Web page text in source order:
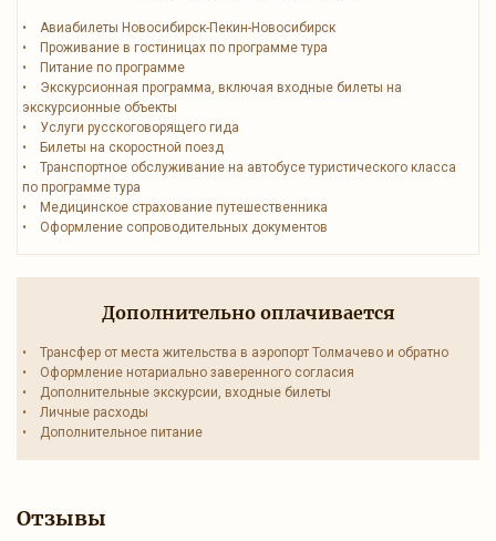
• Авиабилеты Новосибирск-Пекин-Новосибирск
• Проживание в гостиницах по программе тура
• Питание по программе
• Экскурсионная программа, включая входные билеты на
экскурсионные объекты
• Услуги русскоговорящего гида
• Билеты на скоростной поезд
• Транспортное обслуживание на автобусе туристического класса
по программе тура
• Медицинское страхование путешественника
• Оформление сопроводительных документов
Дополнительно оплачивается
• Трансфер от места жительства в аэропорт Толмачево и обратно
• Оформление нотариально заверенного согласия
• Дополнительные экскурсии, входные билеты
• Личные расходы
• Дополнительное питание
Отзывы